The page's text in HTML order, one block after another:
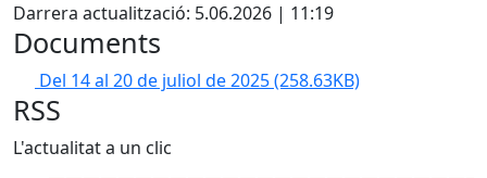
Darrera actualització: 5.06.2026 | 11:19
Documents
Del 14 al 20 de juliol de 2025(258.63KB)
RSS
L'actualitat a un clic